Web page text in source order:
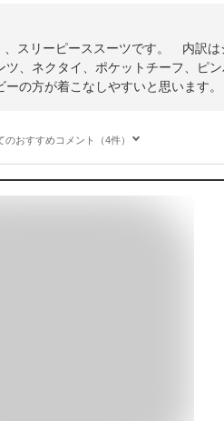
スリーピーススーツです。 内訳は
、ネクタイ、ポケットチーフ、ピ
の方が着こなしやすいと思います。
のおすすめコメント（4件）